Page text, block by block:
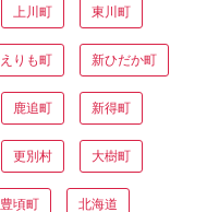
上川町 東川町
えりも町 新ひだか町
鹿追町 新得町
更別村 大樹町
豊頃町 北海道